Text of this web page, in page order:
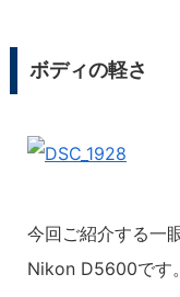
ボディの軽さ
今回ご紹介する一
Nikon D5600です。